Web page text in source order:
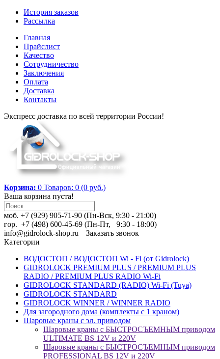
История заказов
Рассылка
Главная
Прайслист
Качество
Сотрудничество
Заключения
Оплата
Доставка
Контакты
Экспресс доставка по всей территории России!
Корзина: 0 Товаров: 0 (0 руб.)
Ваша корзина пуста!
моб. +7 (929) 905-71-90 (Пн-Вск, 9:30 - 21:00)
гор. +7 (498) 600-45-69 (Пн-Пт, 9:30 - 18:00)
info@gidrolock-shop.ru
Заказать звонок
Категории
ВОДОСТОП / ВОДОСТОП Wi - Fi (от Gidrolock)
GIDROLOCK PREMIUM PLUS / PREMIUM PLUS
RADIO / PREMIUM PLUS RADIO Wi-Fi
GIDROLOCK STANDARD (RADIO) Wi-Fi (Tuya)
GIDROLOCK STANDARD
GIDROLOCK WINNER / WINNER RADIO
Для загородного дома (комплекты с 1 краном)
Шаровые краны с эл. приводом
Шаровые краны с БЫСТРОСЪЕМНЫМ приводом
ULTIMATE BS 12V и 220V
Шаровые краны с БЫСТРОСЪЕМНЫМ приводом
PROFESSIONAL BS 12V и 220V